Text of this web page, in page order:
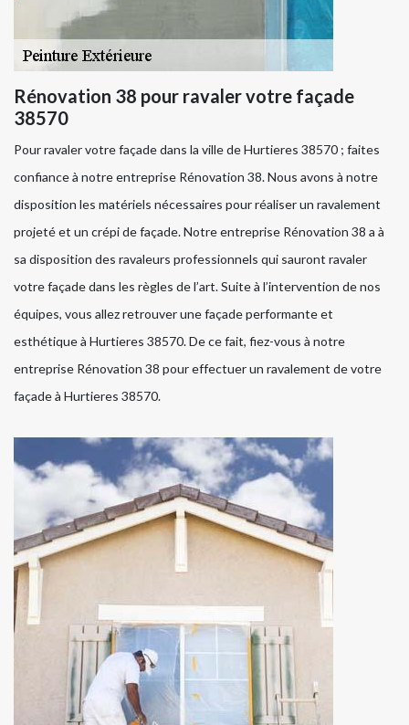
Rénovation 38 pour ravaler votre façade
38570
Pour ravaler votre façade dans la ville de Hurtieres 38570 ; faites
confiance à notre entreprise Rénovation 38. Nous avons à notre
disposition les matériels nécessaires pour réaliser un ravalement
projeté et un crépi de façade. Notre entreprise Rénovation 38 a à
sa disposition des ravaleurs professionnels qui sauront ravaler
votre façade dans les règles de l’art. Suite à l’intervention de nos
équipes, vous allez retrouver une façade performante et
esthétique à Hurtieres 38570. De ce fait, fiez-vous à notre
entreprise Rénovation 38 pour effectuer un ravalement de votre
façade à Hurtieres 38570.